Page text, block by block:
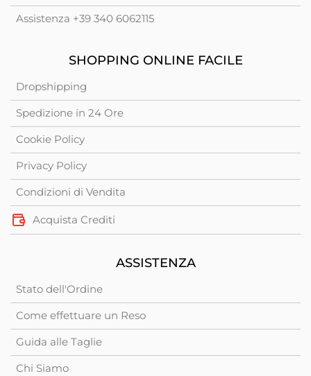
Assistenza +39 340 6062115
SHOPPING ONLINE FACILE
Dropshipping
Spedizione in 24 Ore
Cookie Policy
Privacy Policy
Condizioni di Vendita
Acquista Crediti
ASSISTENZA
Stato dell'Ordine
Come effettuare un Reso
Guida alle Taglie
Chi Siamo